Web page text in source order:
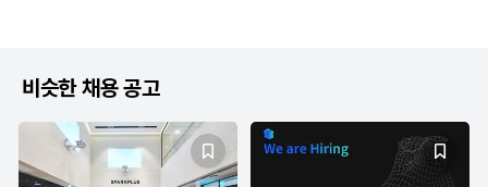
비슷한 채용 공고